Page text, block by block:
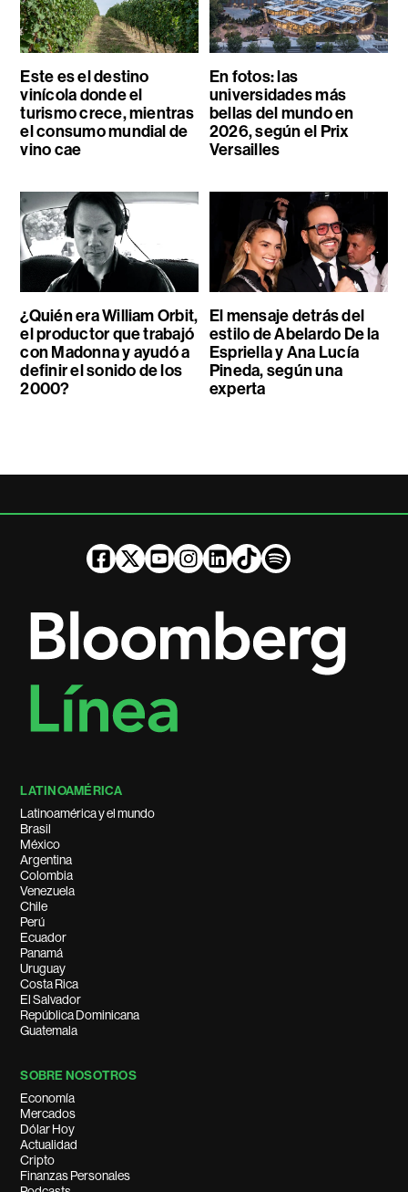
Este es el destino
vinícola donde el
turismo crece, mientras
el consumo mundial de
vino cae
En fotos: las
universidades más
bellas del mundo en
2026, según el Prix
Versailles
¿Quién era William Orbit,
el productor que trabajó
con Madonna y ayudó a
definir el sonido de los
2000?
El mensaje detrás del
estilo de Abelardo De la
Espriella y Ana Lucía
Pineda, según una
experta
LATINOAMÉRICA
Latinoamérica y el mundo
Brasil
México
Argentina
Colombia
Venezuela
Chile
Perú
Ecuador
Panamá
Uruguay
Costa Rica
El Salvador
República Dominicana
Guatemala
SOBRE NOSOTROS
Economía
Mercados
Dólar Hoy
Actualidad
Cripto
Finanzas Personales